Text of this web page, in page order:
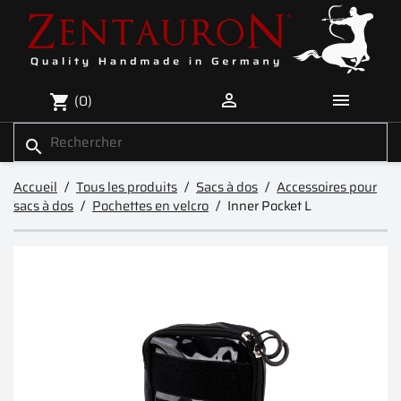
shopping_cart (0)  
search
Accueil Tous les produits Sacs à dos
Accessoires pour
sacs à dos
Pochettes en velcro Inner Pocket L